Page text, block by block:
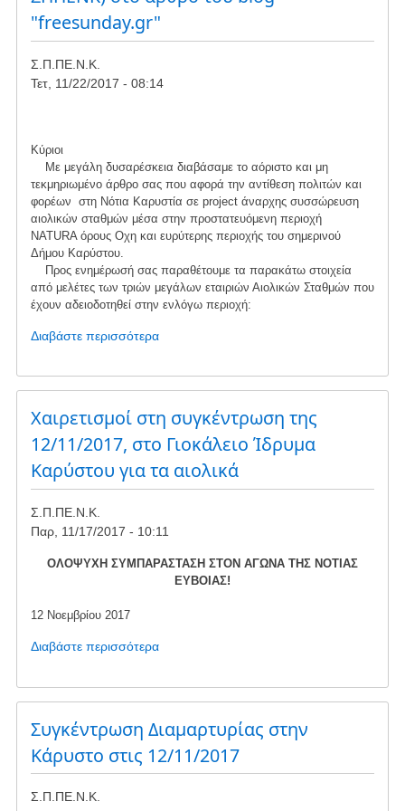
Ευρωβουλή
"freesunday.gr"
Σ.Π.ΠΕ.Ν.Κ.
Τετ, 11/22/2017 - 08:14
Κύριοι
Με μεγάλη δυσαρέσκεια διαβάσαμε το αόριστο και μη
τεκμηριωμένο άρθρο σας που αφορά την αντίθεση πολιτών και
φορέων στη Νότια Καρυστία σε project άναρχης συσσώρευση
αιολικών σταθμών μέσα στην προστατευόμενη περιοχή
NATURA όρους Οχη και ευρύτερης περιοχής του σημερινού
Δήμου Καρύστου.
Προς ενημέρωσή σας παραθέτουμε τα παρακάτω στοιχεία
από μελέτες των τριών μεγάλων εταιριών Αιολικών Σταθμών που
έχουν αδειοδοτηθεί στην ενλόγω περιοχή:
Διαβάστε περισσότεραγια
Απάντηση
του
Συλλόγου
Προστασίας
Περιβάλλοντος
Νότιας
Καρυστίας(
στο
του
blog
Χαιρετισμοί στη συγκέντρωση της
12/11/2017, στο Γιοκάλειο Ίδρυμα
Καρύστου για τα αιολικά
Σ.Π.ΠΕ.Ν.Κ.
Παρ, 11/17/2017 - 10:11
ΟΛΟΨΥΧΗ ΣΥΜΠΑΡΑΣΤΑΣΗ ΣΤΟΝ ΑΓΩΝΑ ΤΗΣ ΝΟΤΙΑΣ
ΕΥΒΟΙΑΣ!
12 Νοεμβρίου 2017
Διαβάστε περισσότεραγια
Χαιρετισμοί
στη
της
12/11/2017,
Συγκέντρωση Διαμαρτυρίας στην
Κάρυστο στις 12/11/2017
Σ.Π.ΠΕ.Ν.Κ.